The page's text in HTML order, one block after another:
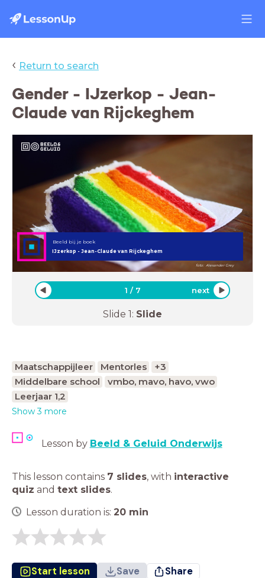
‹ Return to search
Gender - IJzerkop - Jean-
Claude van Rijckeghem
IJzerkop - Jean-Claude van Rijckeghem
Beeld bij je boek
foto: Alexander Grey
1 / 7 next
Slide 1: Slide
Maatschappijleer Mentorles
+3
Middelbare school
vmbo, mavo, havo, vwo
Leerjaar 1,2
Show 3 more
Lesson by Beeld & Geluid Onderwijs
This lesson contains 7 slides, with interactive
quiz and text slides.
Lesson duration is: 20 min
Start lesson Save Share